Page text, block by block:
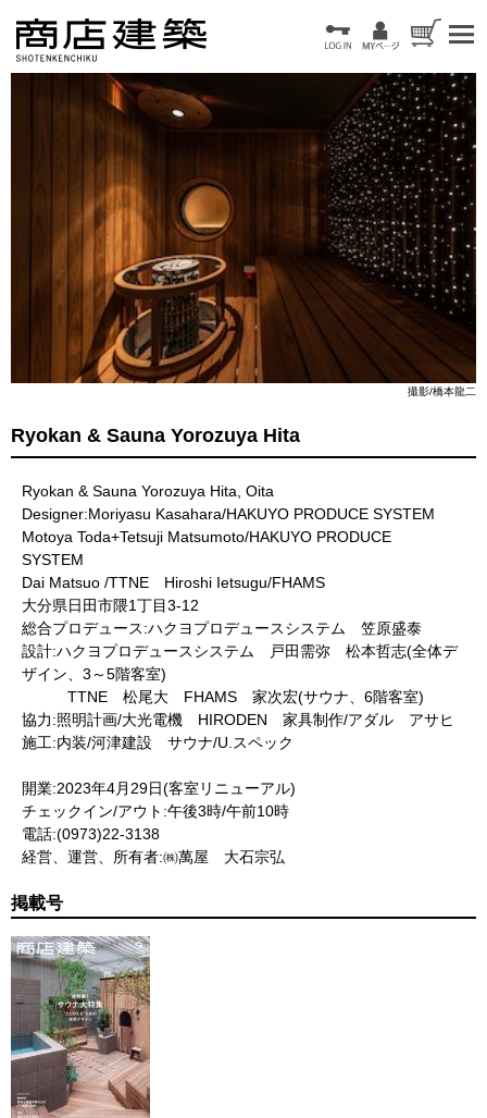
撮影/橋本龍二
Ryokan & Sauna Yorozuya Hita
Ryokan & Sauna Yorozuya Hita, Oita
Designer:Moriyasu Kasahara/HAKUYO PRODUCE SYSTEM
Motoya Toda+Tetsuji Matsumoto/HAKUYO PRODUCE
SYSTEM
Dai Matsuo /TTNE Hiroshi Ietsugu/FHAMS
大分県日田市隈1丁目3-12
総合プロデュース:ハクヨプロデュースシステム 笠原盛泰
設計:ハクヨプロデュースシステム 戸田需弥 松本哲志(全体デ
ザイン、3～5階客室)
TTNE 松尾大 FHAMS 家次宏(サウナ、6階客室)
協力:照明計画/大光電機 HIRODEN 家具制作/アダル アサヒ
施工:内装/河津建設 サウナ/U.スペック
開業:2023年4月29日(客室リニューアル)
チェックイン/アウト:午後3時/午前10時
電話:(0973)22-3138
経営、運営、所有者:㈱萬屋 大石宗弘
掲載号